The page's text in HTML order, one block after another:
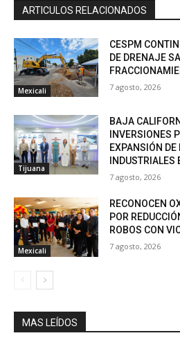
ARTICULOS RELACIONADOS
Mexicali
CESPM
DE DRENAJE
7 agosto, 2026
Tijuana
BAJA
INVERSIONES
EXPANSIÓN DE
7 agosto, 2026
Mexicali
RECONOCEN
POR
ROBOS CON
7 agosto, 2026
MAS LEÍDOS